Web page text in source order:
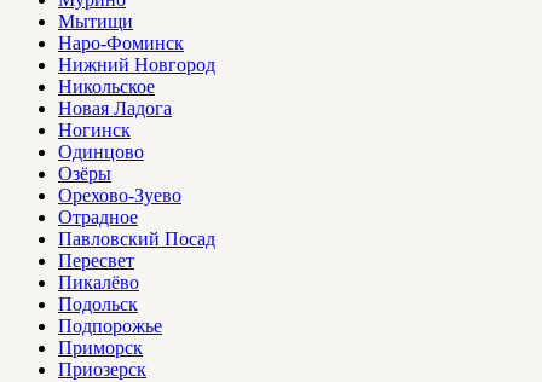
Мытищи
Наро-Фоминск
Нижний Новгород
Никольское
Новая Ладога
Ногинск
Одинцово
Озёры
Орехово-Зуево
Отрадное
Павловский Посад
Пересвет
Пикалёво
Подольск
Подпорожье
Приморск
Приозерск